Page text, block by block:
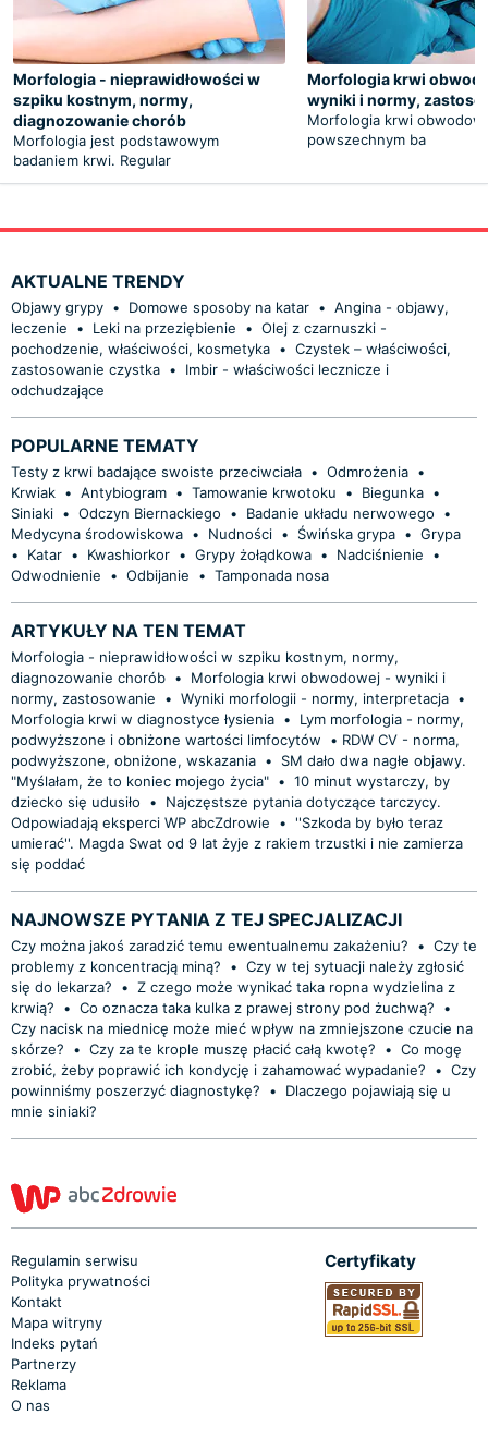
Morfologia - nieprawidłowości w
szpiku kostnym, normy,
diagnozowanie chorób
Morfologia jest podstawowym
badaniem krwi. Regular
Morfologia krwi
wyniki i normy,
Morfologia krwi
powszechnym ba
AKTUALNE TRENDY
Objawy grypy • Domowe sposoby na katar • Angina - objawy,
leczenie
• Leki na przeziębienie • Olej z czarnuszki -
pochodzenie, właściwości, kosmetyka • Czystek – właściwości,
zastosowanie czystka •
Imbir - właściwości lecznicze i
odchudzające
POPULARNE TEMATY
Testy z krwi badające swoiste przeciwciała • Odmrożenia •
Krwiak • Antybiogram • Tamowanie krwotoku • Biegunka •
Siniaki • Odczyn Biernackiego • Badanie układu nerwowego
•
Medycyna środowiskowa • Nudności • Świńska grypa • Grypa
•
Katar • Kwashiorkor • Grypy żołądkowa • Nadciśnienie
•
Odwodnienie
• Odbijanie • Tamponada nosa
ARTYKUŁY NA TEN TEMAT
Morfologia - nieprawidłowości w szpiku kostnym, normy,
diagnozowanie chorób •
Morfologia krwi obwodowej - wyniki i
normy, zastosowanie
• Wyniki morfologii - normy, interpretacja •
Morfologia krwi w diagnostyce łysienia •
Lym morfologia - normy,
podwyższone i obniżone wartości limfocytów
• ​RDW CV - norma,
podwyższone, obniżone, wskazania •
SM dało dwa nagłe objawy.
"Myślałam, że to koniec mojego życia" • 10 minut wystarczy, by
dziecko się udusiło
•
Najczęstsze pytania dotyczące tarczycy.
Odpowiadają eksperci WP abcZdrowie
•
''Szkoda by było teraz
umierać''. Magda Swat od 9 lat żyje z rakiem trzustki i nie zamierza
się poddać
NAJNOWSZE PYTANIA Z TEJ SPECJALIZACJI
Czy można jakoś zaradzić temu ewentualnemu zakażeniu? • Czy te
problemy z koncentracją miną?
• Czy w tej sytuacji należy zgłosić
się do lekarza?
• Z czego może wynikać taka ropna wydzielina z
krwią?
• Co oznacza taka kulka z prawej strony pod żuchwą?
•
Czy nacisk na miednicę może mieć wpływ na zmniejszone czucie na
skórze?
• Czy za te krople muszę płacić całą kwotę? • Co mogę
zrobić, żeby poprawić ich kondycję i zahamować wypadanie?
• Czy
powinniśmy poszerzyć diagnostykę?
•
Dlaczego pojawiają się u
mnie siniaki?
Regulamin serwisu
Polityka prywatności
Kontakt
Mapa witryny
Indeks pytań
Partnerzy
Reklama
O nas
Certyfikaty